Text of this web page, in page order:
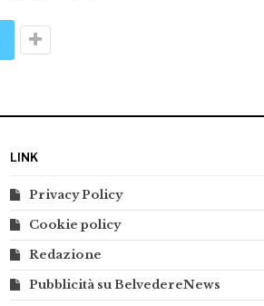
LINK
Privacy Policy
Cookie policy
Redazione
Pubblicità su BelvedereNews